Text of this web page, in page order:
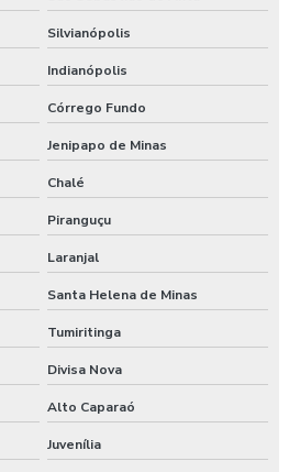
Silvianópolis
Indianópolis
Córrego Fundo
Jenipapo de Minas
Chalé
Piranguçu
Laranjal
Santa Helena de Minas
Tumiritinga
Divisa Nova
Alto Caparaó
Juvenília